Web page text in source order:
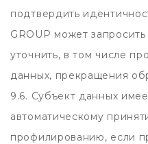
подтвердить
GROUP может
уточнить, в том числе
данных, прекращения
9.6. Субъект данных
автоматическому
профилированию, если